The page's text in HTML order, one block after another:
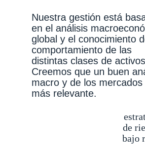
Nuestra gestión está
en el análisis
global y el conocimiento
comportamiento de las
distintas clases de
Creemos que un buen
macro y de los mercados
más relevante.
de
bajo